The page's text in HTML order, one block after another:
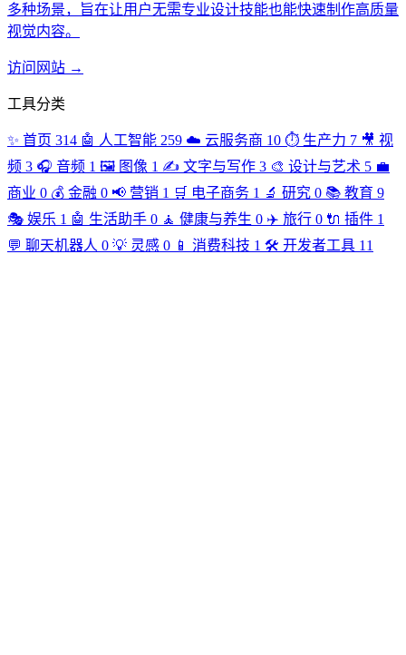
多种场景，旨在让用户无需专业设计技能也能快速制作高质量
视觉内容。
访问网站 →
工具分类
✨ 首页 314 🤖 人工智能 259 ☁️ 云服务商 10 ⏱️ 生产力 7 🎥 视
频 3 🎧 音频 1 🖼️ 图像 1 ✍️ 文字与写作 3 🎨 设计与艺术 5 💼
商业 0 💰 金融 0 📢 营销 1 🛒 电子商务 1 🔬 研究 0 📚 教育 9
🎭 娱乐 1 🤖 生活助手 0 🧘 健康与养生 0 ✈️ 旅行 0 🔌 插件 1
💬 聊天机器人 0 💡 灵感 0 📱 消费科技 1 🛠️ 开发者工具 11